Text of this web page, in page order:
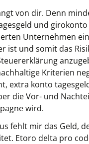
von dir. Denn
und
Unternehmen
ist und somit das
Kriterien
extra konto
die Vor- und
wird.
fehlt mir das Geld,
Etoro delta pro